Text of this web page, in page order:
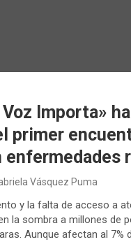
Importa»
primer
enfermedades
Vásquez Puma
y la falta de acceso a
la sombra a millones de
Aunque afectan al 7%